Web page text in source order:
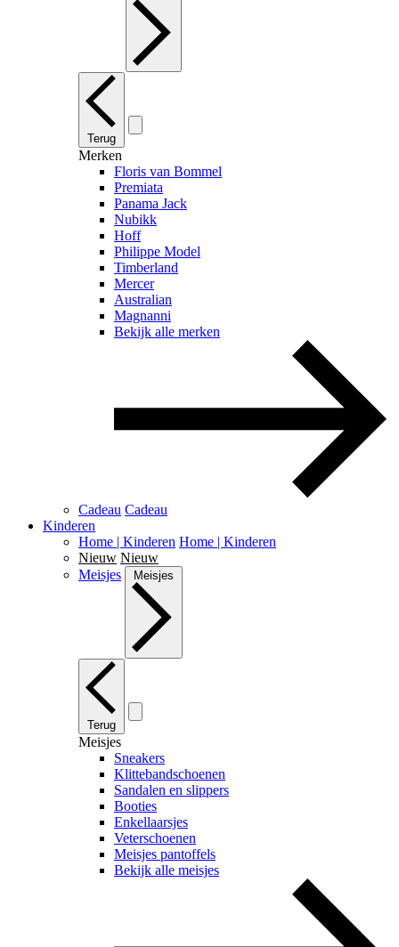
Terug
Merken
Floris van Bommel
Premiata
Panama Jack
Nubikk
Hoff
Philippe Model
Timberland
Mercer
Australian
Magnanni
Bekijk alle merken
Cadeau Cadeau
Kinderen
Home | Kinderen Home | Kinderen
Nieuw Nieuw
Meisjes
Meisjes
Terug
Meisjes
Sneakers
Klittebandschoenen
Sandalen en slippers
Booties
Enkellaarsjes
Veterschoenen
Meisjes pantoffels
Bekijk alle meisjes